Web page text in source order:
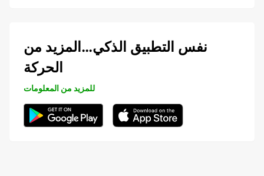
نفس التطبيق الذكي…المزيد من
الحركة
للمزيد من المعلومات